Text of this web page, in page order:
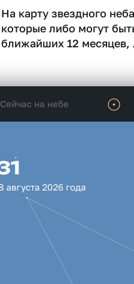
На карту звездного
которые либо могут
ближайших 12 месяцев,
Сейчас на небе